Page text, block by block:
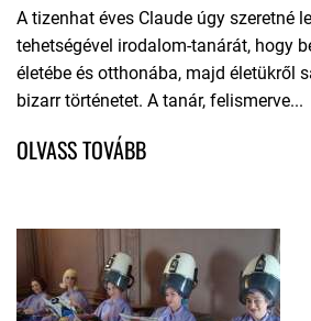
A tizenhat éves Claude úgy szeretné
tehetségével irodalom-tanárát, hogy
életébe és otthonába, majd életükről
bizarr történetet. A tanár, felismerve...